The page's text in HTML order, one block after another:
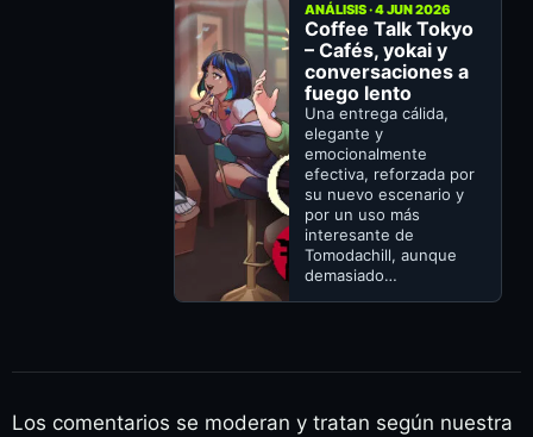
ANÁLISIS · 4 JUN 2026
Coffee Talk Tokyo
– Cafés, yokai y
conversaciones a
fuego lento
Una entrega cálida,
elegante y
emocionalmente
efectiva, reforzada por
su nuevo escenario y
por un uso más
interesante de
Tomodachill, aunque
demasiado…
Los comentarios se moderan y tratan según nuestra